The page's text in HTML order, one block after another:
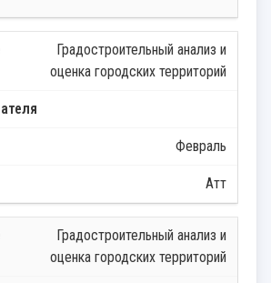
Градостроительный анализ и
оценка городских территорий
Февраль
Атт
Градостроительный анализ и
оценка городских территорий